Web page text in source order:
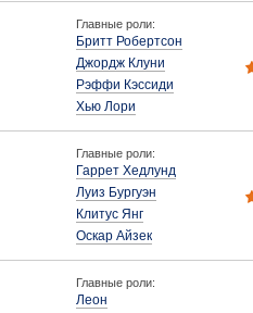
Главные роли:
Бритт Робертсон
Джордж Клуни
Рэффи Кэссиди
Хью Лори
Главные роли:
Гаррет Хедлунд
Луиз Бургуэн
Клитус Янг
Оскар Айзек
Главные роли:
Леон